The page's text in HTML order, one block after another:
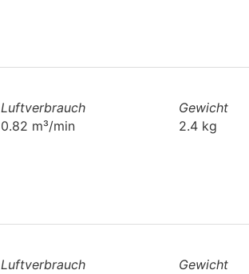
Luftverbrauch
0.82 m³/min
Gewicht
2.4 kg
Luftverbrauch
Gewicht